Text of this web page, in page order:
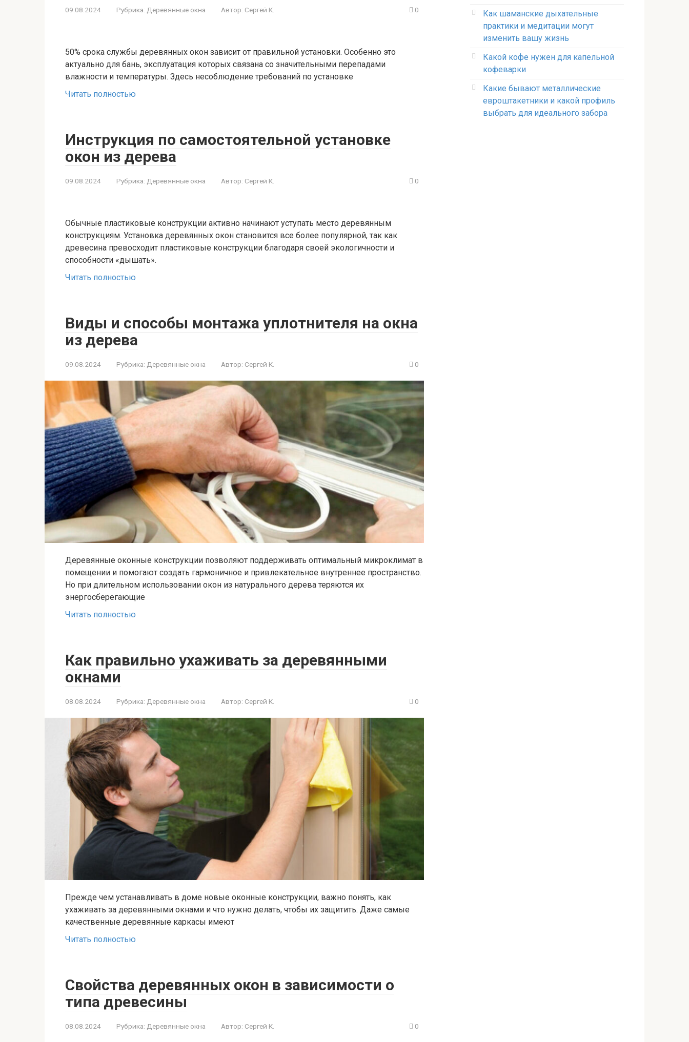
09.08.2024 Рубрика: Деревянные окна Автор: Сергей К. 0
50% срока службы деревянных окон зависит от правильной установки. Особенно это
актуально для бань, эксплуатация которых связана со значительными перепадами
влажности и температуры. Здесь несоблюдение требований по установке
Читать полностью
Инструкция по самостоятельной установке
окон из дерева
09.08.2024 Рубрика: Деревянные окна Автор: Сергей К. 0
Обычные пластиковые конструкции активно начинают уступать место деревянным
конструкциям. Установка деревянных окон становится все более популярной, так как
древесина превосходит пластиковые конструкции благодаря своей экологичности и
способности «дышать».
Читать полностью
Виды и способы монтажа уплотнителя на окна
из дерева
09.08.2024 Рубрика: Деревянные окна Автор: Сергей К. 0
Деревянные оконные конструкции позволяют поддерживать оптимальный микроклимат в
помещении и помогают создать гармоничное и привлекательное внутреннее пространство.
Но при длительном использовании окон из натурального дерева теряются их
энергосберегающие
Читать полностью
Как правильно ухаживать за деревянными
окнами
08.08.2024 Рубрика: Деревянные окна Автор: Сергей К. 0
Прежде чем устанавливать в доме новые оконные конструкции, важно понять, как
ухаживать за деревянными окнами и что нужно делать, чтобы их защитить. Даже самые
качественные деревянные каркасы имеют
Читать полностью
Свойства деревянных окон в зависимости о
типа древесины
08.08.2024 Рубрика: Деревянные окна Автор: Сергей К. 0
Как шаманские дыхательные
практики и медитации могут
изменить вашу жизнь
Какой кофе нужен для капельной
кофеварки
Какие бывают металлические
евроштакетники и какой профиль
выбрать для идеального забора